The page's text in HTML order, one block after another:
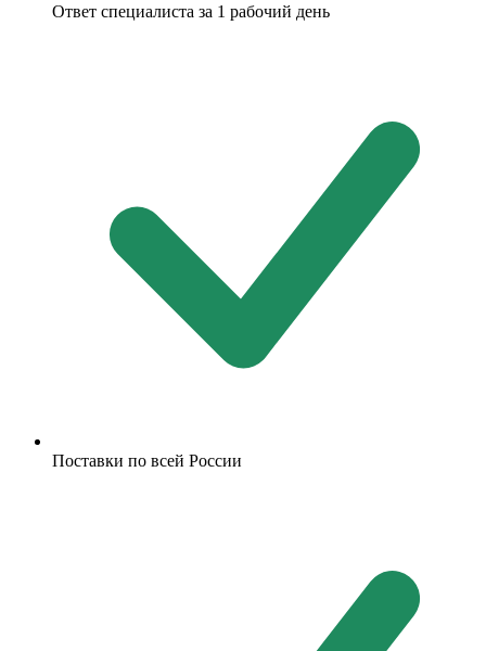
Ответ специалиста за 1 рабочий день
Поставки по всей России